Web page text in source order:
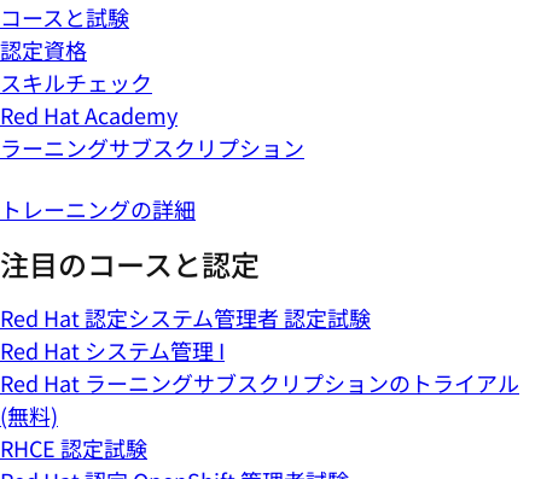
コースと試験
認定資格
スキルチェック
Red Hat Academy
ラーニングサブスクリプション
トレーニングの詳細
注目のコースと認定
Red Hat 認定システム管理者 認定試験
Red Hat システム管理 I
Red Hat ラーニングサブスクリプションのトライアル
(無料)
RHCE 認定試験